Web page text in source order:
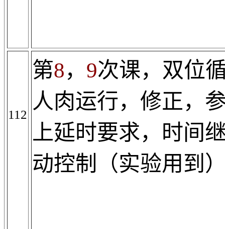
112
第8， 9次课，双位
人肉运行，修正，
上延时要求，时间
动控制（实验用到